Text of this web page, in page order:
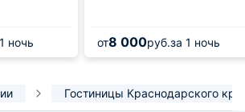
ночь от8 000руб.за 1 ночь
Гостиницы Краснодарского